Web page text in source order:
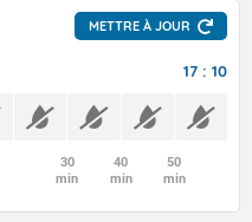
METTRE À JOUR
17 : 10
30
min
40
min
50
min